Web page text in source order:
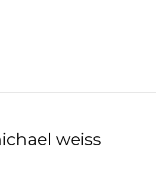
weiss